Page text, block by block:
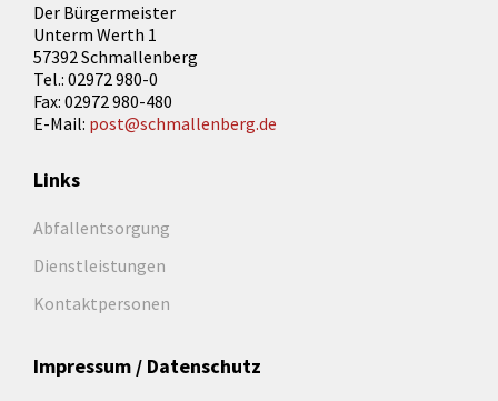
Der Bürgermeister
Unterm Werth 1
57392 Schmallenberg
Tel.: 02972 980-0
Fax: 02972 980-480
E-Mail: post@schmallenberg.de
Links
Abfallentsorgung
Dienstleistungen
Kontaktpersonen
Impressum / Datenschutz